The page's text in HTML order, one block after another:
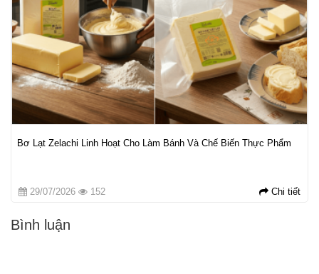
Bơ Lạt Zelachi Linh Hoạt Cho Làm Bánh Và Chế Biến Thực Phẩm
29/07/2026 152 Chi tiết
Bình luận